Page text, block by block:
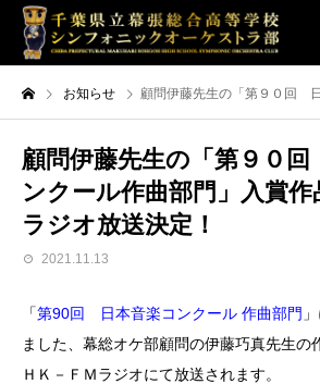
お知らせ 顧問伊藤先生の「第９０回 日本音楽コンクール作曲部
顧問伊藤先生の「第９０
ンクール作曲部門」入賞作
ラジオ放送決定！
2021.11.13
「第90回 日本音楽コンクール 作曲部門
ました、幕総オケ部顧問の伊藤巧真先生の
ＨＫ－ＦＭラジオにて放送されます。